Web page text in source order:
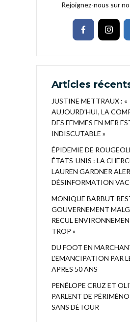
Rejoignez-nous sur
Articles
JUSTINE METTRAUX : «
AUJOURD’HUI, LA
DES FEMMES EN MER
INDISCUTABLE »
ÉPIDEMIE DE
ÉTATS-UNIS : LA
LAUREN GARDNER
DÉSINFORMATION
MONIQUE BARBUT
GOUVERNEMENT
RECUL
TROP »
DU FOOT EN
L’EMANCIPATION PAR
APRES 50 ANS
PENÉLOPE CRUZ ET
PARLENT DE
SANS DÉTOUR